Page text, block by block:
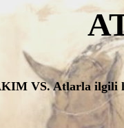
VS. Atlarla ilgili